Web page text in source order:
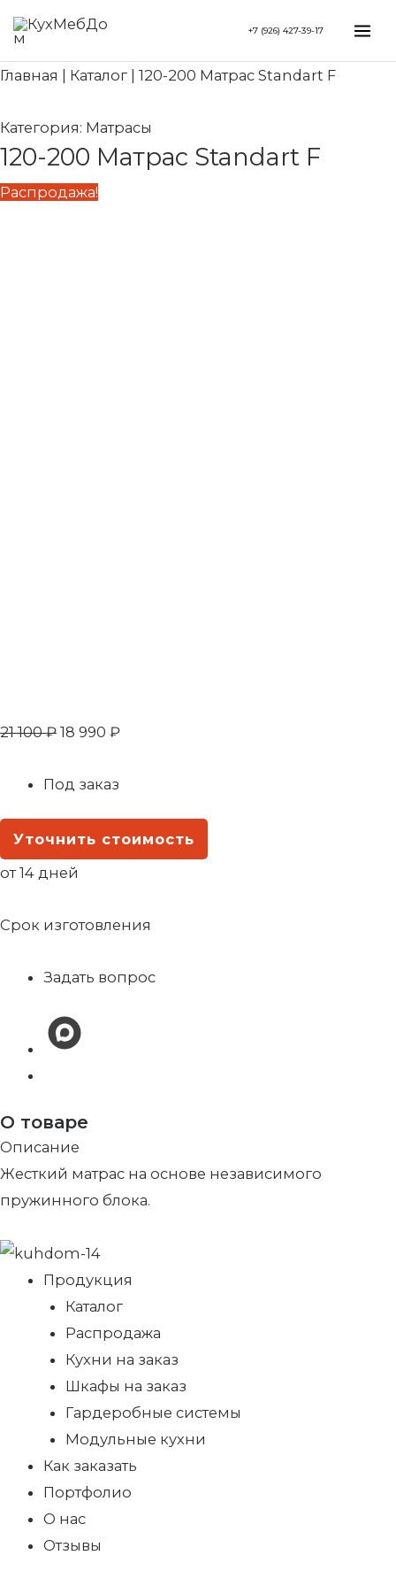
Перейти
содержимому
+7 (926) 427-39-17
Главная Каталог 120-200 Матрас Standart F
Категория: Матрасы
120-200 Матрас Standart F
Распродажа!
21 100₽
Первоначальная
составляла
100 ₽.
18 990 ₽
18
Под заказ
Уточнить стоимость
от 14 дней
Срок изготовления
Задать вопрос
О товаре
Описание
Жесткий матрас на основе независимого
пружинного блока.
Продукция
Каталог
Распродажа
Кухни на заказ
Шкафы на заказ
Гардеробные системы
Модульные кухни
Как заказать
Портфолио
О нас
Отзывы
Search...